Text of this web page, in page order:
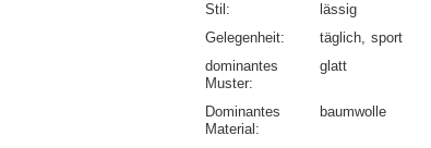
Stil
lässig
Gelegenheit
täglich sport
dominantes
Muster
glatt
Dominantes
Material
baumwolle